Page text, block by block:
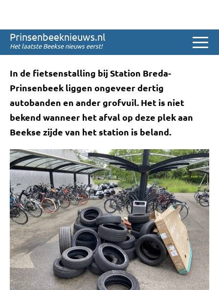
Prinsenbeeknieuws.nl
Het laatste Beekse nieuws eerst!
Berg autobanden in
fietsenstalling station
In de fietsenstalling bij Station Breda-
Prinsenbeek liggen ongeveer dertig
autobanden en ander grofvuil. Het is niet
bekend wanneer het afval op deze plek aan
Beekse zijde van het station is beland.